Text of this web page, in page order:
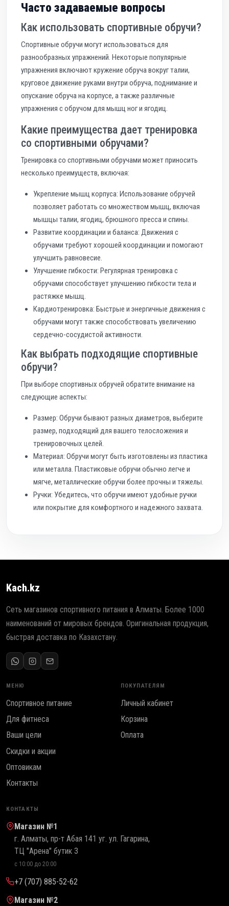
Часто задаваемые вопросы
Как использовать спортивные обручи?
Спортивные обручи могут использоваться для
разнообразных упражнений. Некоторые популярные
упражнения включают кружение обруча вокруг талии,
круговое движение руками внутри обруча, поднимание и
опускание обруча на корпусе, а также различные
упражнения с обручом для мышц ног и ягодиц.
Какие преимущества дает тренировка
со спортивными обручами?
Тренировка со спортивными обручами может приносить
несколько преимуществ, включая:
Укрепление мышц корпуса: Использование обручей
позволяет работать со множеством мышц, включая
мышцы талии, ягодиц, брюшного пресса и спины.
Развитие координации и баланса: Движения с
обручами требуют хорошей координации и помогают
улучшить равновесие.
Улучшение гибкости: Регулярная тренировка с
обручами способствует улучшению гибкости тела и
растяжке мышц.
Кардиотренировка: Быстрые и энергичные движения с
обручами могут также способствовать увеличению
сердечно-сосудистой активности.
Как выбрать подходящие спортивные
обручи?
При выборе спортивных обручей обратите внимание на
следующие аспекты:
Размер: Обручи бывают разных диаметров, выберите
размер, подходящий для вашего телосложения и
тренировочных целей.
Материал: Обручи могут быть изготовлены из пластика
или металла. Пластиковые обручи обычно легче и
мягче, металлические обручи более прочны и тяжелы.
Ручки: Убедитесь, что обручи имеют удобные ручки
или покрытие для комфортного и надежного захвата.
Kach.kz
Сеть магазинов спортивного питания в Алматы. Более 1000
наименований от мировых брендов. Оригинальная продукция,
быстрая доставка по Казахстану.
МЕНЮ
Спортивное питание
Для фитнеса
Ваши цели
Скидки и акции
Оптовикам
Контакты
ПОКУПАТЕЛЯМ
Личный кабинет
Корзина
Оплата
КОНТАКТЫ
Магазин №1
г. Алматы, пр-т Абая 141 уг. ул. Гагарина,
ТЦ "Арена" бутик 3
с 10:00 до 20:00
+7 (707) 885-52-62
Магазин №2